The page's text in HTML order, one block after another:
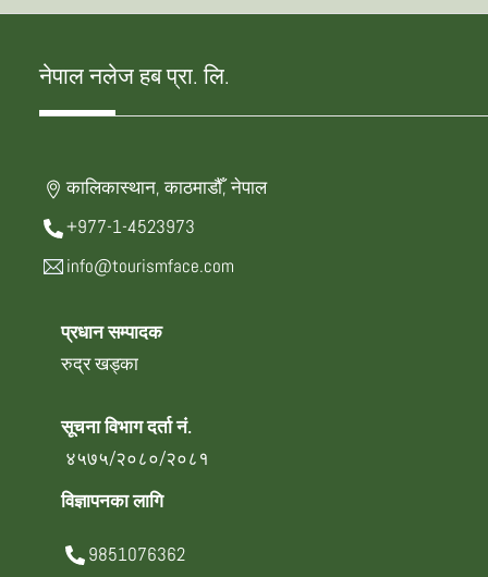
नेपाल नलेज हब प्रा. लि.
कालिकास्थान, काठमाडौँ, नेपाल
+977-1-4523973
info@tourismface.com
प्रधान सम्पादक
रुद्र खड्का
सूचना विभाग दर्ता नं.
४५७५/२०८०/२०८१
विज्ञापनका लागि
9851076362